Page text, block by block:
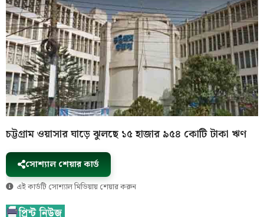
চট্টগ্রাম ওয়াসার ঘাড়ে ঝুলছে ১৫ হাজার ৯৫৪ কোটি টাকা ঋণ
সোশ্যাল শেয়ার কার্ড
এই কার্ডটি সোশ্যাল মিডিয়ায় শেয়ার করুন